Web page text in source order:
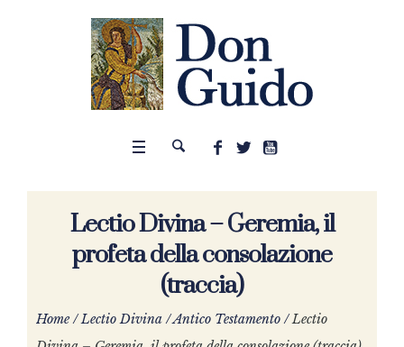
Lectio Divina – Geremia, il
profeta della consolazione
(traccia)
Home /Lectio Divina /Antico Testamento /Lectio